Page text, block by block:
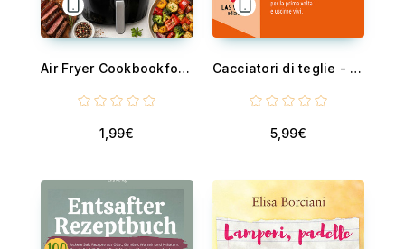
Air Fryer Cookbookfor Beginners - Quick, Crispy, and Delicious Recipes for Healthy Everyday Cooking
1,99€
Cacciatori di teglie - Come entrare in cucina per la prima volta e uscirne vivi
5,99€